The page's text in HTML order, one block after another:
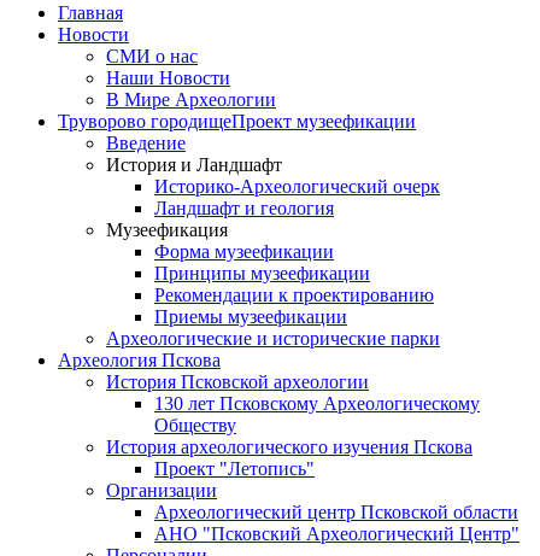
Главная
Новости
СМИ о нас
Наши Новости
В Мире Археологии
Труворово городищеПроект музеефикации
Введение
История и Ландшафт
Историко-Археологический очерк
Ландшафт и геология
Музеефикация
Форма музеефикации
Принципы музеефикации
Рекомендации к проектированию
Приемы музеефикации
Археологические и исторические парки
Археология Пскова
История Псковской археологии
130 лет Псковскому Археологическому
Обществу
История археологического изучения Пскова
Проект "Летопись"
Организации
Археологический центр Псковской области
АНО "Псковский Археологический Центр"